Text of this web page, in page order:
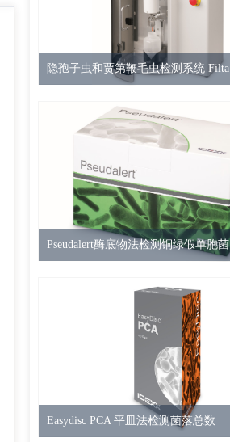
Pseudalert酶底物法检测铜绿假单胞菌
Easydisc PCA 平皿法检测菌落总数